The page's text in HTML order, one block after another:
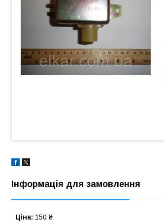
Інформація для замовлення
Ціна: 150 ₴